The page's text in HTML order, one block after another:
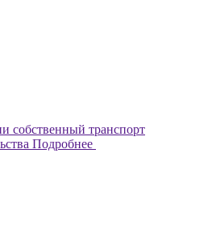
собственный транспорт
Подробнее